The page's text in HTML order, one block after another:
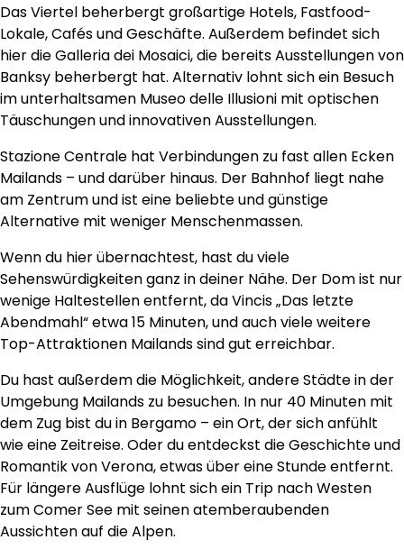
Das Viertel beherbergt großartige Hotels, Fastfood-
Lokale, Cafés und Geschäfte. Außerdem befindet sich
hier die Galleria dei Mosaici, die bereits Ausstellungen von
Banksy beherbergt hat. Alternativ lohnt sich ein Besuch
im unterhaltsamen Museo delle Illusioni mit optischen
Täuschungen und innovativen Ausstellungen.
Stazione Centrale hat Verbindungen zu fast allen Ecken
Mailands – und darüber hinaus. Der Bahnhof liegt nahe
am Zentrum und ist eine beliebte und günstige
Alternative mit weniger Menschenmassen.
Wenn du hier übernachtest, hast du viele
Sehenswürdigkeiten ganz in deiner Nähe. Der Dom ist nur
wenige Haltestellen entfernt, da Vincis „Das letzte
Abendmahl“ etwa 15 Minuten, und auch viele weitere
Top-Attraktionen Mailands sind gut erreichbar.
Du hast außerdem die Möglichkeit, andere Städte in der
Umgebung Mailands zu besuchen. In nur 40 Minuten mit
dem Zug bist du in Bergamo – ein Ort, der sich anfühlt
wie eine Zeitreise. Oder du entdeckst die Geschichte und
Romantik von Verona, etwas über eine Stunde entfernt.
Für längere Ausflüge lohnt sich ein Trip nach Westen
zum Comer See mit seinen atemberaubenden
Aussichten auf die Alpen.